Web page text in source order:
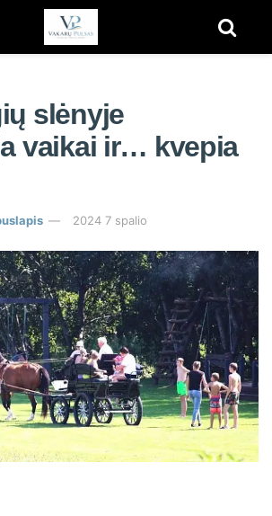
slėnyje
vaikai ir… kvepia
2024 7 spalio